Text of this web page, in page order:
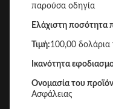
παρούσα οδηγία
Ελάχιστη ποσότητα
Τιμή:100,00 δολάρια
Ικανότητα
Ονομασία του
Ασφάλειας